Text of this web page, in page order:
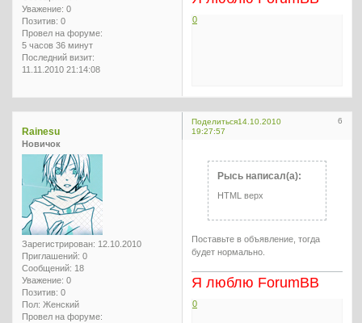
Уважение: 0
Позитив: 0
Провел на форуме:
5 часов 36 минут
Последний визит:
11.11.2010 21:14:08
0
Поделиться 6
14.10.2010
19:27:57
Rainesu
Новичок
Зарегистрирован: 12.10.2010
Приглашений: 0
Сообщений: 18
Уважение: 0
Позитив: 0
Пол: Женский
Провел на форуме:
Рысь написал(а):
HTML верх
Поставьте в объявление, тогда
будет нормально.
Я люблю ForumBB
0